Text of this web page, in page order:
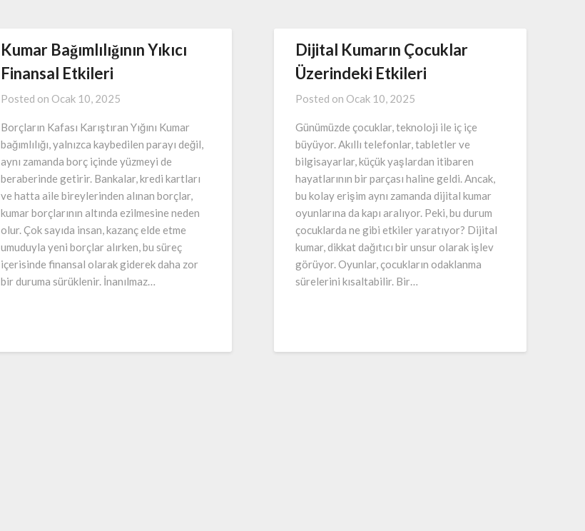
Kumar Bağımlılığının Yıkıcı
Finansal Etkileri
Posted on Ocak 10, 2025
Borçların Kafası Karıştıran Yığını Kumar
bağımlılığı, yalnızca kaybedilen parayı değil,
aynı zamanda borç içinde yüzmeyi de
beraberinde getirir. Bankalar, kredi kartları
ve hatta aile bireylerinden alınan borçlar,
kumar borçlarının altında ezilmesine neden
olur. Çok sayıda insan, kazanç elde etme
umuduyla yeni borçlar alırken, bu süreç
içerisinde finansal olarak giderek daha zor
bir duruma sürüklenir. İnanılmaz…
Dijital Kumarın Çocuklar
Üzerindeki Etkileri
Posted on Ocak 10, 2025
Günümüzde çocuklar, teknoloji ile iç içe
büyüyor. Akıllı telefonlar, tabletler ve
bilgisayarlar, küçük yaşlardan itibaren
hayatlarının bir parçası haline geldi. Ancak,
bu kolay erişim aynı zamanda dijital kumar
oyunlarına da kapı aralıyor. Peki, bu durum
çocuklarda ne gibi etkiler yaratıyor? Dijital
kumar, dikkat dağıtıcı bir unsur olarak işlev
görüyor. Oyunlar, çocukların odaklanma
sürelerini kısaltabilir. Bir…